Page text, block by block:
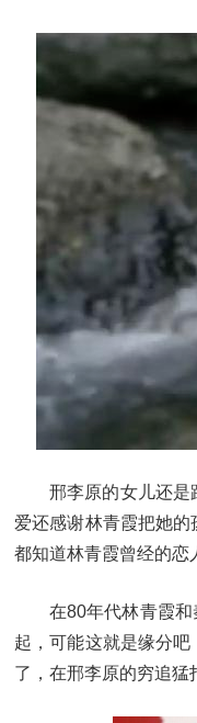
邢李原的女儿还是
爱还感谢林青霞把她
都知道林青霞曾经的恋
在80年代林青霞
起，可能这就是缘分
了，在邢李原的穷追猛